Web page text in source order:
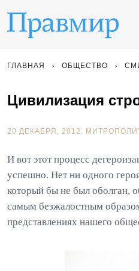
ГЛАВНАЯ ОБЩЕСТВО
Цивилизация
20 ДЕКАБРЯ, 2012.
И вот этот процесс
успешно. Нет ни одного
который бы не был оболган,
самым безжалостным
представлениях нашего